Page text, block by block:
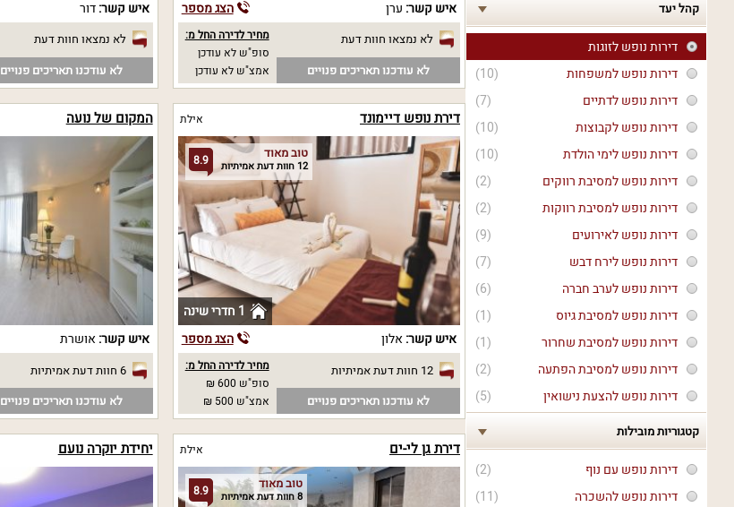
קהל יעד
דירות נופש לזוגות
(10)
דירות נופש למשפחות
(7)
דירות נופש לדתיים
(10)
דירות נופש לקבוצות
(10)
דירות נופש לימי הולדת
(2)
דירות נופש למסיבת רווקים
(2)
דירות נופש למסיבת רווקות
(9)
דירות נופש לאירועים
(7)
דירות נופש לירח דבש
(6)
דירות נופש לערב חברה
(1)
דירות נופש למסיבת גיוס
(1)
דירות נופש למסיבת שחרור
(2)
דירות נופש למסיבת הפתעה
(5)
דירות נופש להצעת נישואין
קטגוריות מובילות
(2)
דירות נופש עם נוף
(11)
דירות נופש להשכרה
איש קשר: ערן הצג מספר
לא נמצאו חוות דעת
לא עודכנו תאריכים פנויים
מחיר לדירה החל מ:
סופ"ש לא עודכן
אמצ"ש לא עודכן
איש קשר:דור
לא נמצאו חוות דעת
לא עודכנו תאריכים פנויים
דירת נופש דיימונד אילת
8.9 טוב מאוד
12 חוות דעת אמיתיות
1 חדרי שינה
איש קשר: אלון הצג מספר
12 חוות דעת אמיתיות
לא עודכנו תאריכים פנויים
מחיר לדירה החל מ:
סופ"ש 600 ₪
אמצ"ש 500 ₪
המקום של נועה
איש קשר: אושרת
6 חוות דעת אמיתיות
לא עודכנו תאריכים פנויים
דירת גן לי-ים אילת
8.9 טוב מאוד
8 חוות דעת אמיתיות
יחידת יוקרה נועם